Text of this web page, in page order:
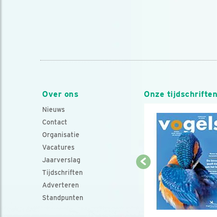
Over ons
Nieuws
Contact
Organisatie
Vacatures
Jaarverslag
Tijdschriften
Adverteren
Standpunten
Onze